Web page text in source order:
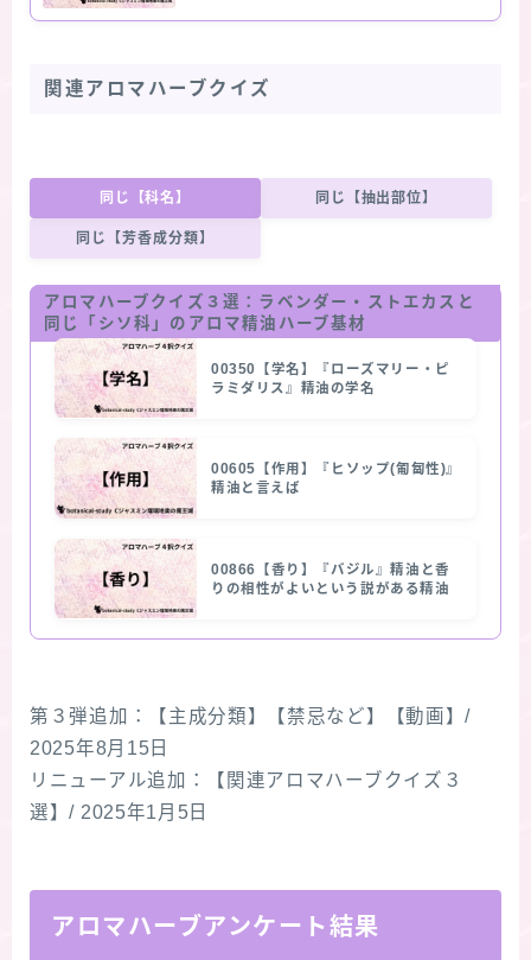
関連アロマハーブクイズ
同じ【科名】 同じ【抽出部位】
同じ【芳香成分類】
アロマハーブクイズ３選：ラベンダー・ストエカスと
同じ「シソ科」のアロマ精油ハーブ基材
00350【学名】『ローズマリー・ピ
ラミダリス』精油の学名
00605【作用】『ヒソップ(匍匐性)』
精油と言えば
00866【香り】『バジル』精油と香
りの相性がよいという説がある精油
第３弾追加：【主成分類】【禁忌など】【動画】/
2025年8月15日
リニューアル追加：【関連アロマハーブクイズ３
選】/ 2025年1月5日
アロマハーブアンケート結果